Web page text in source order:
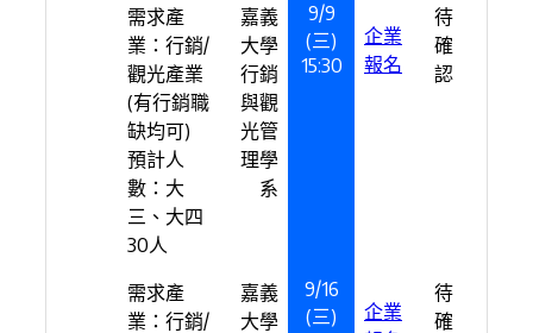
需求產
業：行銷/
觀光產業
(有行銷職
缺均可)
預計人
數：大
三、大四
30人
嘉義
大學
行銷
與觀
光管
理學
系
9/9
(三)
15:30
企業
報名
待
確
認
需求產
業：行銷/
嘉義
大學
9/16
(三)
企業
待
確